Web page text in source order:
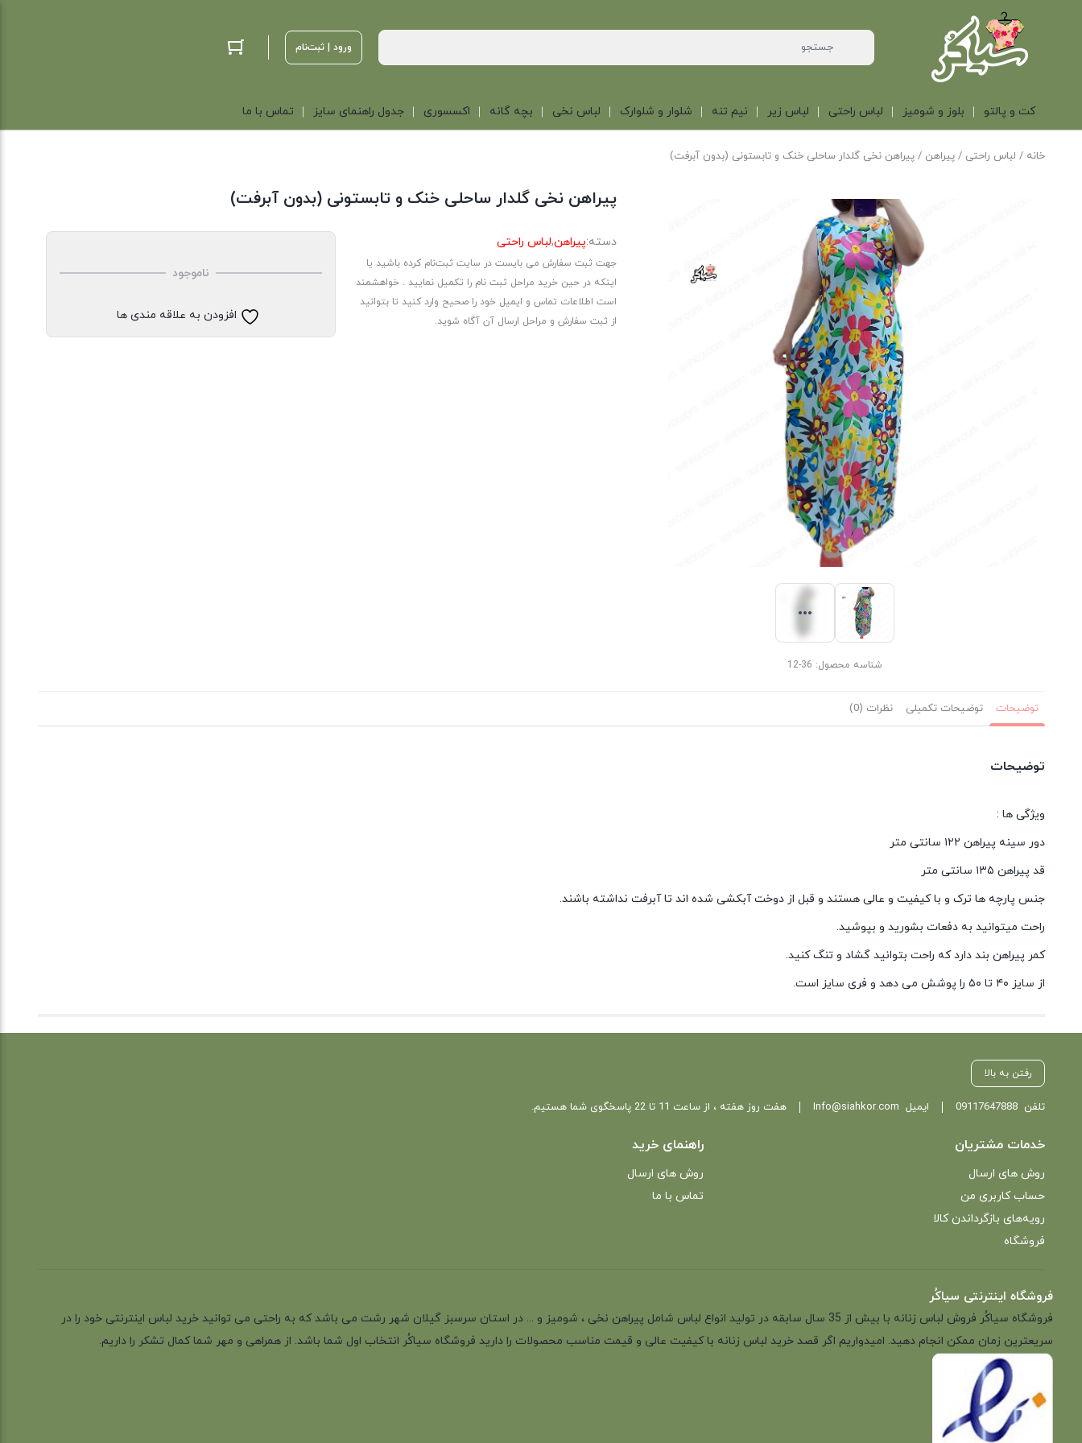
ورود | ثبت‌نام
کت و پالتو بلوز و شومیز لباس راحتی لباس زیر نیم تنه شلوار و شلوارک لباس نخی بچه گانه اکسسوری جدول راهنمای سایز تماس با ما
خانه / لباس راحتی /پیراهن / پیراهن نخی گلدار ساحلی خنک و تابستونی (بدون آبرفت)
شناسه محصول: 36-12
پیراهن نخی گلدار ساحلی خنک و تابستونی (بدون آبرفت)
دسته:پیراهن,لباس راحتی
جهت ثبت سفارش می بایست در سایت ثبت‌نام کرده باشید یا
اینکه در حین خرید مراحل ثبت نام را تکمیل نمایید . خواهشمند
است اطلاعات تماس و ایمیل خود را صحیح وارد کنید تا بتوانید
از ثبت سفارش و مراحل ارسال آن آگاه شوید.
ناموجود
افزودن به علاقه مندی ها
توضیحات توضیحات تکمیلی نظرات (0)
توضیحات
ویژگی ها :
دور سینه پیراهن ۱۲۲ سانتی متر
قد پیراهن ۱۳۵ سانتی متر
جنس پارچه ها ترک و با کیفیت و عالی هستند و قبل از دوخت آبکشی شده اند تا آبرفت نداشته باشند.
راحت میتوانید به دفعات بشورید و بپوشید.
کمر پیراهن بند دارد که راحت بتوانید گشاد و تنگ کنید.
از سایز ۴۰ تا ۵۰ را پوشش می دهد و فری سایز است.
رفتن به بالا
تلفن09117647888 ایمیل Info@siahkor.com هفت روز هفته ، از ساعت 11 تا 22 پاسخگوی شما هستیم.
خدمات مشتریان
روش های ارسال
حساب کاربری من
رویه‌های بازگرداندن کالا
فروشگاه
راهنمای خرید
روش های ارسال
تماس با ما
فروشگاه اینترنتی سیاکُر
فروشگاه سیاکُر فروش لباس زنانه با بیش از 35 سال سابقه در تولید انواع لباس شامل پیراهن نخی ، شومیز و ... در استان سرسبز گیلان شهر رشت می باشد که به راحتی می توانید خرید لباس اینترنتی خود را در
سریعترین زمان ممکن انجام دهید. امیدواریم اگر قصد خرید لباس زنانه با کیفیت عالی و قیمت مناسب محصولات را دارید فروشگاه سیاکُر انتخاب اول شما باشد. از همراهی و مهر شما کمال تشکر را داریم.